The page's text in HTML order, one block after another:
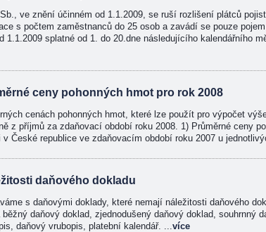
ve znění účinném od 1.1.2009, se ruší rozlišení plátců
s počtem zaměstnanců do 25 osob a zavádí se pouze
1.1.2009 splatné od 1. do 20.dne následujícího kalendářního
ceny pohonných hmot pro rok 2008
cenách pohonných hmot, které lze použít pro výpočet
z příjmů za zdaňovací období roku 2008. 1) Průměrné ceny
České republice ve zdaňovacím období roku 2007 u
daňového dokladu
s daňovými doklady, které nemají náležitosti daňového
daňový doklad, zjednodušený daňový doklad, souhrnný
daňový vrubopis, platební kalendář. ... více